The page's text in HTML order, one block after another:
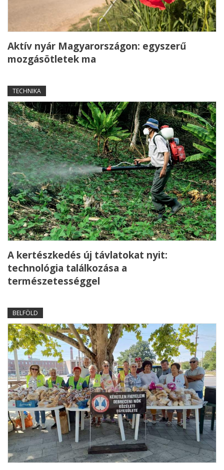
Aktív nyár Magyarországon: egyszerű
mozgásötletek ma
TECHNIKA
A kertészkedés új távlatokat nyit:
technológia találkozása a
természetességgel
BELFÖLD